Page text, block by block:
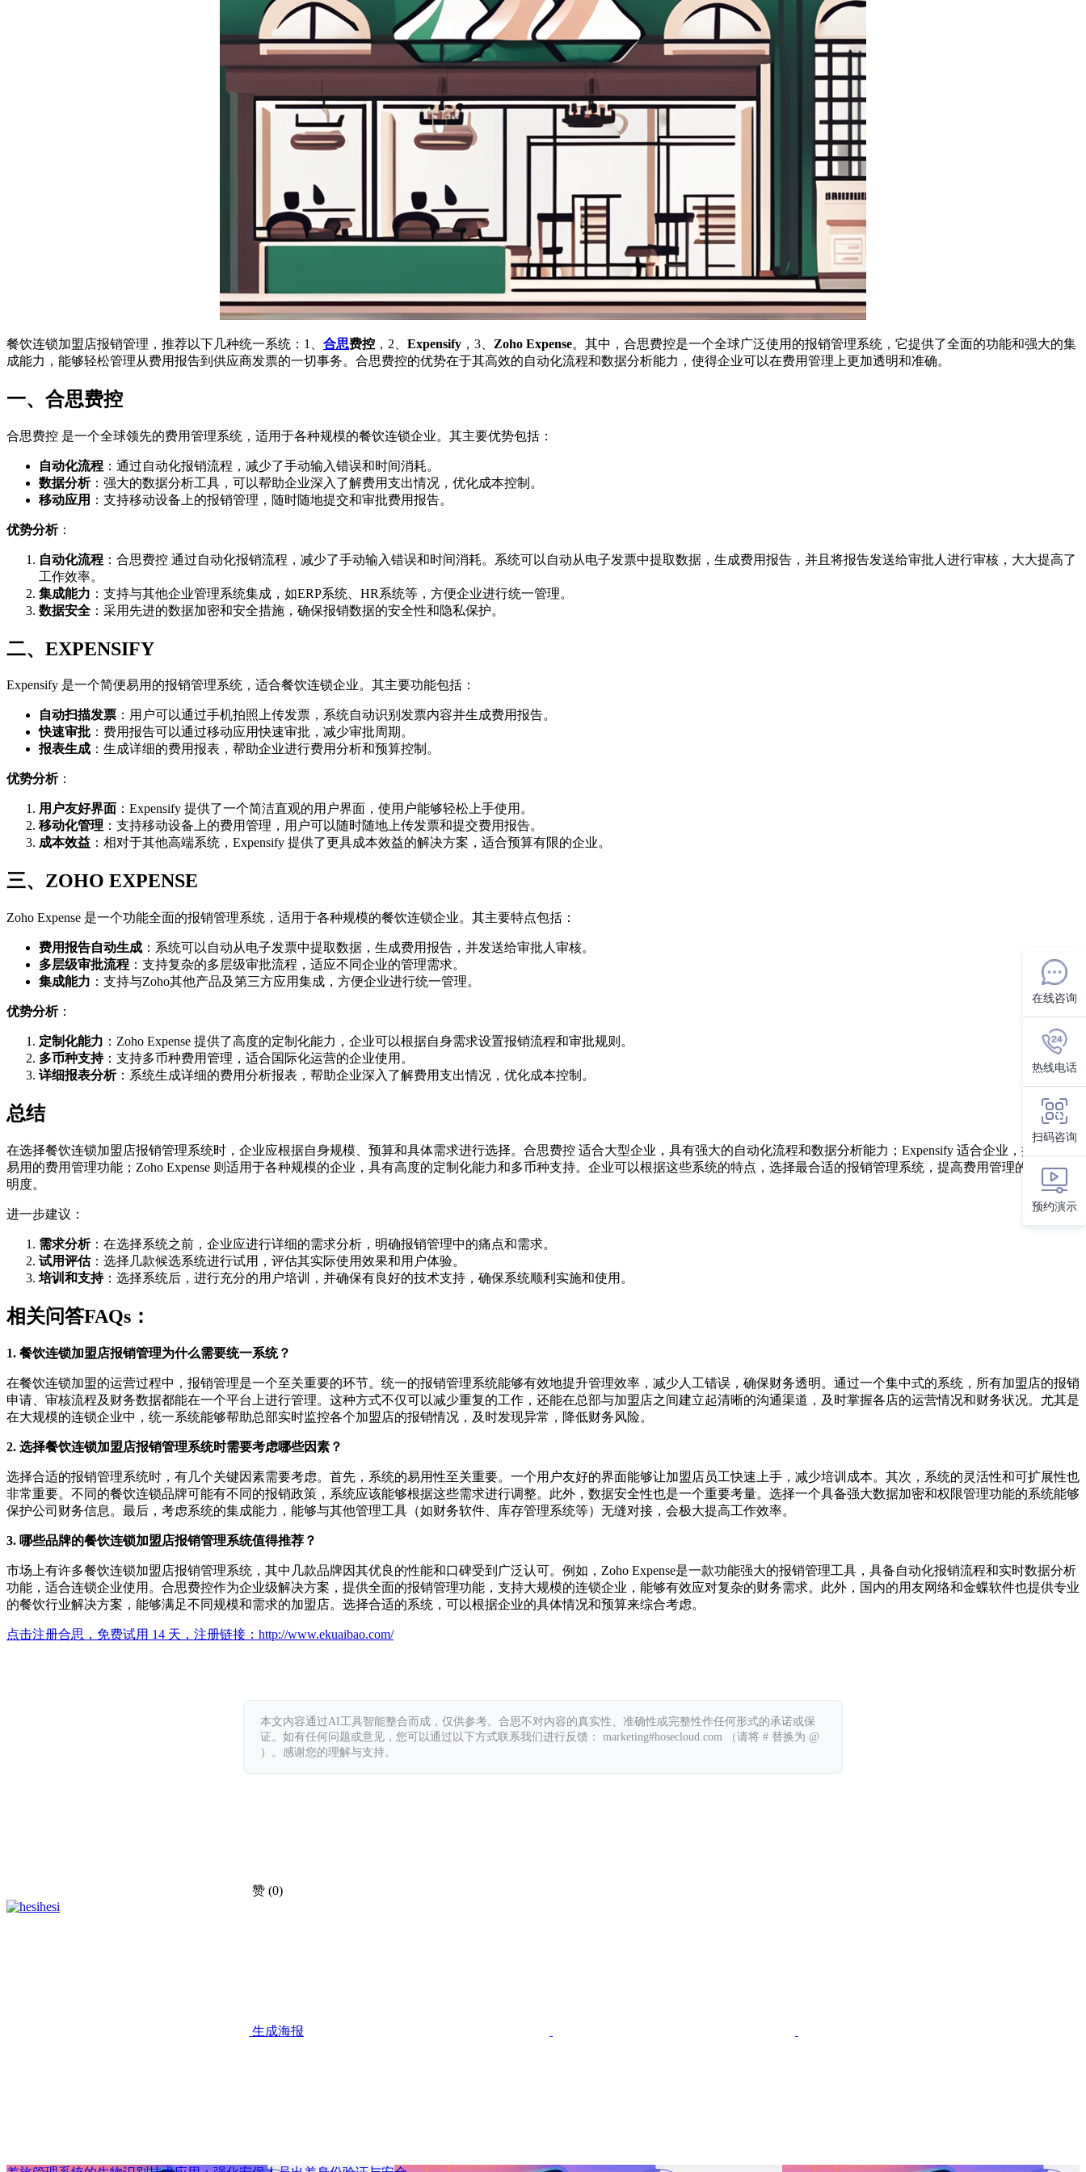
餐饮连锁加盟店报销管理，推荐以下几种统一系统：1、 合思费控 ，2、 Expensify ，3、 Zoho Expense。其中，合思费控是一个全球广泛使用的报销管理系统，它提供了全面的功能和强大的集
成能力，能够轻松管理从费用报告到供应商发票的一切事务。合思费控的优势在于其高效的自动化流程和数据分析能力，使得企业可以在费用管理上更加透明和准确。
一、合思费控
合思费控 是一个全球领先的费用管理系统，适用于各种规模的餐饮连锁企业。其主要优势包括：
自动化流程 ：通过自动化报销流程，减少了手动输入错误和时间消耗。
数据分析：强大的数据分析工具，可以帮助企业深入了解费用支出情况，优化成本控制。
移动应用 ：支持移动设备上的报销管理，随时随地提交和审批费用报告。
优势分析：
自动化流程 ：合思费控 通过自动化报销流程，减少了手动输入错误和时间消耗。系统可以自动从电子发票中提取数据，生成费用报告，并且将报告发送给审批人进行审核，大大提高了
工作效率。
集成能力 ：支持与其他企业管理系统集成，如ERP系统、HR系统等，方便企业进行统一管理。
数据安全 ：采用先进的数据加密和安全措施，确保报销数据的安全性和隐私保护。
二、EXPENSIFY
Expensify 是一个简便易用的报销管理系统，适合餐饮连锁企业。其主要功能包括：
自动扫描发票 ：用户可以通过手机拍照上传发票，系统自动识别发票内容并生成费用报告。
快速审批 ：费用报告可以通过移动应用快速审批，减少审批周期。
报表生成 ：生成详细的费用报表，帮助企业进行费用分析和预算控制。
优势分析：
用户友好界面 ：Expensify 提供了一个简洁直观的用户界面，使用户能够轻松上手使用。
移动化管理 ：支持移动设备上的费用管理，用户可以随时随地上传发票和提交费用报告。
成本效益 ：相对于其他高端系统，Expensify 提供了更具成本效益的解决方案，适合预算有限的企业。
三、ZOHO EXPENSE
Zoho Expense 是一个功能全面的报销管理系统，适用于各种规模的餐饮连锁企业。其主要特点包括：
费用报告自动生成 ：系统可以自动从电子发票中提取数据，生成费用报告，并发送给审批人审核。
多层级审批流程 ：支持复杂的多层级审批流程，适应不同企业的管理需求。
集成能力 ：支持与Zoho其他产品及第三方应用集成，方便企业进行统一管理。
优势分析：
定制化能力 ：Zoho Expense 提供了高度的定制化能力，企业可以根据自身需求设置报销流程和审批规则。
多币种支持：支持多币种费用管理，适合国际化运营的企业使用。
详细报表分析：系统生成详细的费用分析报表，帮助企业深入了解费用支出情况，优化成本控制。
总结
在选择餐饮连锁加盟店报销管理系统时，企业应根据自身规模、预算和具体需求进行选择。合思费控 适合大型企业，具有强大的自动化流程和数据分析能力；Expensify 适合企业，提供简便
易用的费用管理功能；Zoho Expense 则适用于各种规模的企业，具有高度的定制化能力和多币种支持。企业可以根据这些系统的特点，选择最合适的报销管理系统，提高费用管理的效率和透
明度。
进一步建议：
需求分析：在选择系统之前，企业应进行详细的需求分析，明确报销管理中的痛点和需求。
试用评估：选择几款候选系统进行试用，评估其实际使用效果和用户体验。
培训和支持：选择系统后，进行充分的用户培训，并确保有良好的技术支持，确保系统顺利实施和使用。
相关问答FAQs：
1. 餐饮连锁加盟店报销管理为什么需要统一系统？
在餐饮连锁加盟的运营过程中，报销管理是一个至关重要的环节。统一的报销管理系统能够有效地提升管理效率，减少人工错误，确保财务透明。通过一个集中式的系统，所有加盟店的报销
申请、审核流程及财务数据都能在一个平台上进行管理。这种方式不仅可以减少重复的工作，还能在总部与加盟店之间建立起清晰的沟通渠道，及时掌握各店的运营情况和财务状况。尤其是
在大规模的连锁企业中，统一系统能够帮助总部实时监控各个加盟店的报销情况，及时发现异常，降低财务风险。
2. 选择餐饮连锁加盟店报销管理系统时需要考虑哪些因素？
选择合适的报销管理系统时，有几个关键因素需要考虑。首先，系统的易用性至关重要。一个用户友好的界面能够让加盟店员工快速上手，减少培训成本。其次，系统的灵活性和可扩展性也
非常重要。不同的餐饮连锁品牌可能有不同的报销政策，系统应该能够根据这些需求进行调整。此外，数据安全性也是一个重要考量。选择一个具备强大数据加密和权限管理功能的系统能够
保护公司财务信息。最后，考虑系统的集成能力，能够与其他管理工具（如财务软件、库存管理系统等）无缝对接，会极大提高工作效率。
3. 哪些品牌的餐饮连锁加盟店报销管理系统值得推荐？
市场上有许多餐饮连锁加盟店报销管理系统，其中几款品牌因其优良的性能和口碑受到广泛认可。例如，Zoho Expense是一款功能强大的报销管理工具，具备自动化报销流程和实时数据分析
功能，适合连锁企业使用。合思费控作为企业级解决方案，提供全面的报销管理功能，支持大规模的连锁企业，能够有效应对复杂的财务需求。此外，国内的用友网络和金蝶软件也提供专业
的餐饮行业解决方案，能够满足不同规模和需求的加盟店。选择合适的系统，可以根据企业的具体情况和预算来综合考虑。
点击注册合思，免费试用 14 天，注册链接： http://www.ekuaibao.com/
本文内容通过AI工具智能整合而成，仅供参考。合思不对内容的真实性、准确性或完整性作任何形式的承诺或保
证。如有任何问题或意见，您可以通过以下方式联系我们进行反馈： marketing#hosecloud.com （请将 # 替换为 @
）。感谢您的理解与支持。
赞 (0)
hesi
生成海报
在线咨询
热线电话
扫码咨询
预约演示